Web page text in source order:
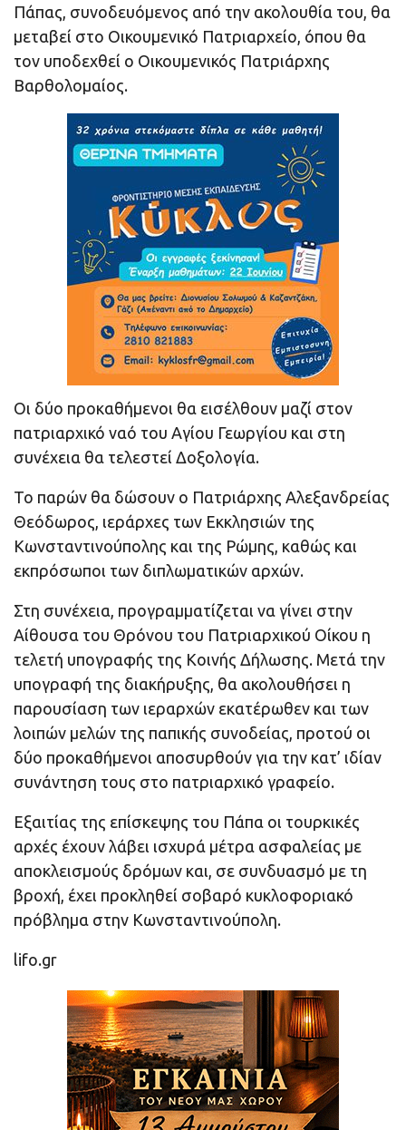
Πάπας, συνοδευόμενος από την ακολουθία του, θα
μεταβεί στο Οικουμενικό Πατριαρχείο, όπου θα
τον υποδεχθεί ο Οικουμενικός Πατριάρχης
Βαρθολομαίος.
Οι δύο προκαθήμενοι θα εισέλθουν μαζί στον
πατριαρχικό ναό του Αγίου Γεωργίου και στη
συνέχεια θα τελεστεί Δοξολογία.
Το παρών θα δώσουν ο Πατριάρχης Αλεξανδρείας
Θεόδωρος, ιεράρχες των Εκκλησιών της
Κωνσταντινούπολης και της Ρώμης, καθώς και
εκπρόσωποι των διπλωματικών αρχών.
Στη συνέχεια, προγραμματίζεται να γίνει στην
Αίθουσα του Θρόνου του Πατριαρχικού Οίκου η
τελετή υπογραφής της Κοινής Δήλωσης. Μετά την
υπογραφή της διακήρυξης, θα ακολουθήσει η
παρουσίαση των ιεραρχών εκατέρωθεν και των
λοιπών μελών της παπικής συνοδείας, προτού οι
δύο προκαθήμενοι αποσυρθούν για την κατ’ ιδίαν
συνάντηση τους στο πατριαρχικό γραφείο.
Εξαιτίας της επίσκεψης του Πάπα οι τουρκικές
αρχές έχουν λάβει ισχυρά μέτρα ασφαλείας με
αποκλεισμούς δρόμων και, σε συνδυασμό με τη
βροχή, έχει προκληθεί σοβαρό κυκλοφοριακό
πρόβλημα στην Κωνσταντινούπολη.
lifo.gr